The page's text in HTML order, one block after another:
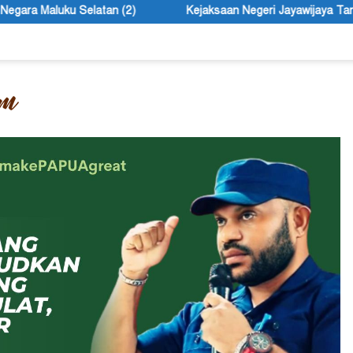
Kejaksaan Negeri Jayawijaya Targetkan Penyelamatan